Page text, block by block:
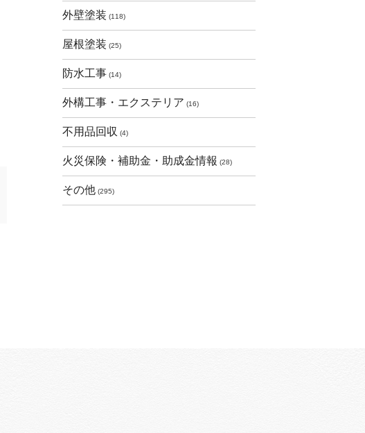
外壁塗装 (118)
屋根塗装 (25)
防水工事 (14)
外構工事・エクステリア (16)
不用品回収 (4)
火災保険・補助金・助成金情報 (28)
その他 (295)